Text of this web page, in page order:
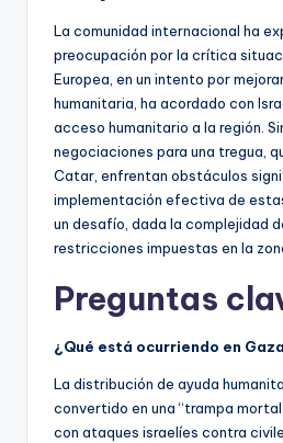
La comunidad internacional ha
preocupación por la crítica
Europea, en un intento por
humanitaria, ha acordado con
acceso humanitario a la región.
negociaciones para una tregua,
Catar, enfrentan obstáculos
implementación efectiva de
un desafío, dada la complejidad
restricciones impuestas en la
Preguntas
¿Qué está ocurriendo en
La distribución de ayuda
convertido en una “trampa
con ataques israelíes contra